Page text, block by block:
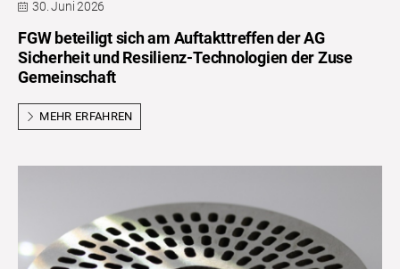
30. Juni 2026
FGW beteiligt sich am Auftakttreffen der AG
Sicherheit und Resilienz-Technologien der Zuse
Gemeinschaft
MEHR ERFAHREN